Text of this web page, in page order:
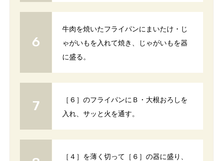
牛肉を焼いたフライパンにまいたけ・じ
ゃがいもを入れて焼き、じゃがいもを器
に盛る。
［６］のフライパンにＢ・大根おろしを
入れ、サッと火を通す。
［４］を薄く切って［６］の器に盛り、